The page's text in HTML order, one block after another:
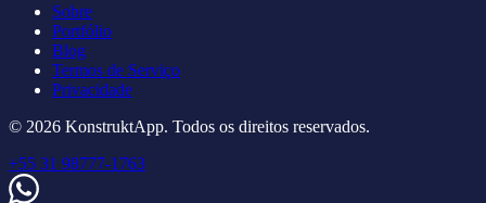
Sobre
Portfólio
Blog
Termos de Serviço
Privacidade
© 2026 KonstruktApp. Todos os direitos reservados.
+55 31 98777-1763